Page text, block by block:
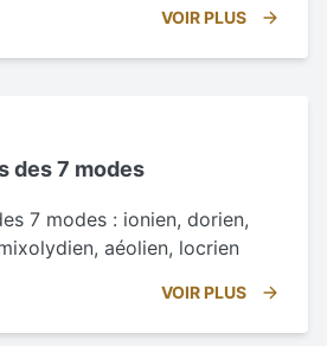
VOIR PLUS
des 7 modes
7 modes : ionien, dorien,
aéolien, locrien
VOIR PLUS